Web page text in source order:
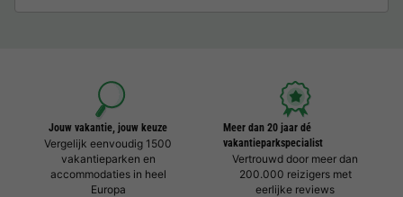
Jouw vakantie, jouw keuze
Vergelijk eenvoudig 1500
vakantieparken en
accommodaties in heel
Europa
Meer dan 20 jaar dé
vakantieparkspecialist
Vertrouwd door meer dan
200.000 reizigers met
eerlijke reviews